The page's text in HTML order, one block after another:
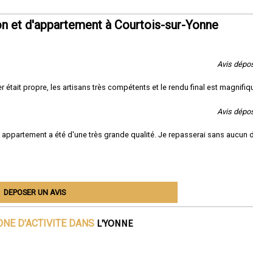
et d'appartement à Courtois-sur-Yonne
Avis
était propre, les artisans très compétents et le rendu final est
Avis
a été d'une très grande qualité. Je repasserai sans aucun
DEPOSER UN AVIS
D'ACTIVITE DANS L'YONNE